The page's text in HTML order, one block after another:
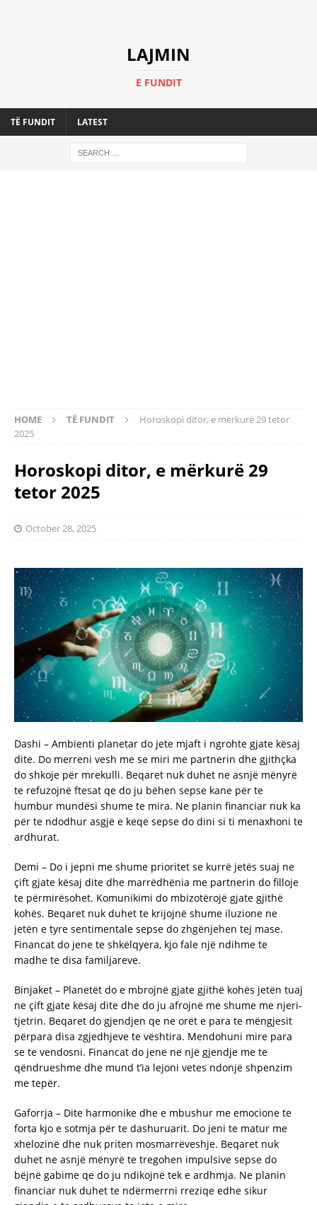
LAJMIN
E FUNDIT
TË FUNDIT LATEST
HOME TË FUNDIT
Horoskopi ditor, e mërkurë 29 tetor
2025
Horoskopi ditor, e mërkurë 29
tetor 2025
October 28, 2025
Dashi – Ambienti planetar do jete mjaft i ngrohte gjate kësaj
dite. Do merreni vesh me se miri me partnerin dhe gjithçka
do shkoje për mrekulli. Beqaret nuk duhet ne asnjë mënyrë
te refuzojnë ftesat qe do ju bëhen sepse kane për te
humbur mundësi shume te mira. Ne planin financiar nuk ka
për te ndodhur asgjë e keqe sepse do dini si ti menaxhoni te
ardhurat.
Demi – Do i jepni me shume prioritet se kurrë jetës suaj ne
çift gjate kësaj dite dhe marrëdhënia me partnerin do filloje
te përmirësohet. Komunikimi do mbizotërojë gjate gjithë
kohës. Beqaret nuk duhet te krijojnë shume iluzione ne
jetën e tyre sentimentale sepse do zhgënjehen tej mase.
Financat do jene te shkëlqyera, kjo fale një ndihme te
madhe te disa familjareve.
Binjaket – Planetët do e mbrojnë gjate gjithë kohës jetën tuaj
ne çift gjate kësaj dite dhe do ju afrojnë me shume me njeri-
tjetrin. Beqaret do gjendjen qe ne orët e para te mëngjesit
përpara disa zgjedhjeve te vështira. Mendohuni mire para
se te vendosni. Financat do jene ne një gjendje me te
qëndrueshme dhe mund t’ia lejoni vetes ndonjë shpenzim
me tepër.
Gaforrja – Dite harmonike dhe e mbushur me emocione te
forta kjo e sotmja për te dashuruarit. Do jeni te matur me
xhelozinë dhe nuk priten mosmarrëveshje. Beqaret nuk
duhet ne asnjë mënyrë te tregohen impulsive sepse do
bëjnë gabime qe do ju ndikojnë tek e ardhmja. Ne planin
financiar nuk duhet te ndërmerrni rreziqe edhe sikur